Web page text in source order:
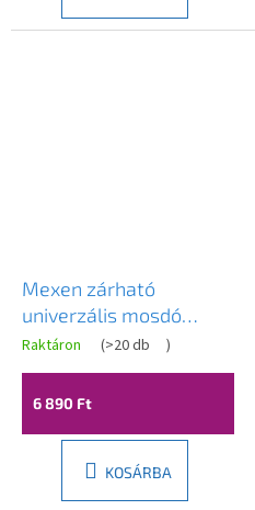
Mexen zárható
univerzális mosdó
lefolyó kör, ClickClack,
fehér, 79930-20
Raktáron (>20 db )
6 890 Ft
KOSÁRBA